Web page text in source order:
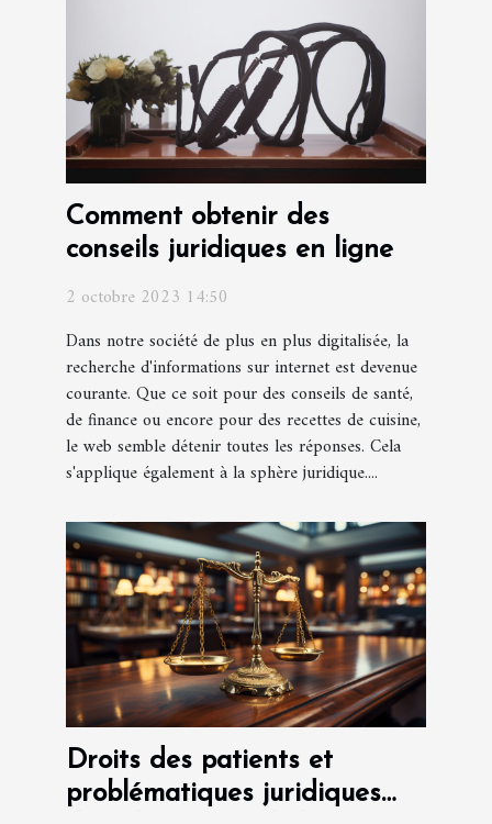
Comment obtenir des
conseils juridiques en ligne
2 octobre 2023 14:50
Dans notre société de plus en plus digitalisée, la
recherche d'informations sur internet est devenue
courante. Que ce soit pour des conseils de santé,
de finance ou encore pour des recettes de cuisine,
le web semble détenir toutes les réponses. Cela
s'applique également à la sphère juridique....
Droits des patients et
problématiques juridiques